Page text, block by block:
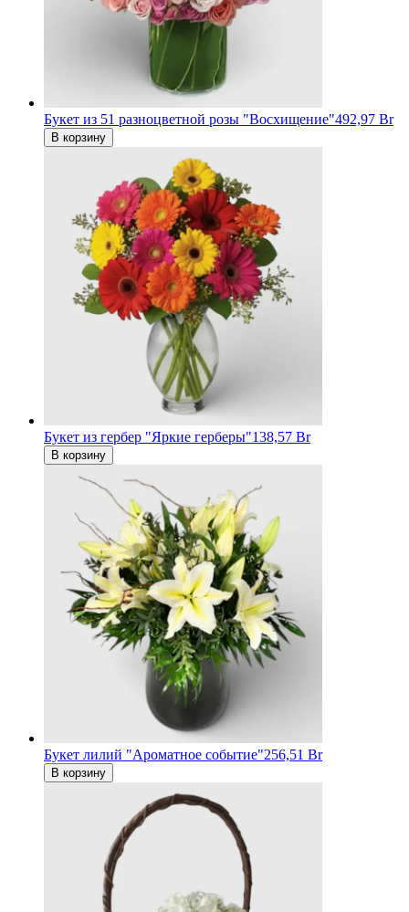
Букет из 51 разноцветной розы "Восхищение"492,97 Br
В корзину
Букет из гербер "Яркие герберы"138,57 Br
В корзину
Букет лилий "Ароматное событие"256,51 Br
В корзину